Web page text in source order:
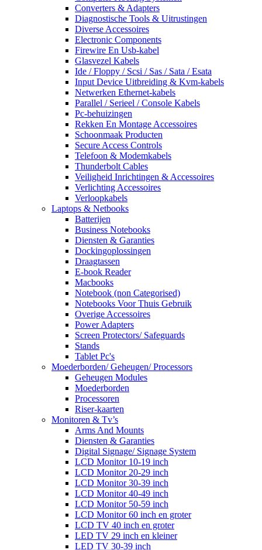
Converters & Adapters
Diagnostische Tools & Uitrustingen
Diverse Accessoires
Electronic Components
Firewire En Usb-kabel
Glasvezel Kabels
Ide / Floppy / Scsi / Sas / Sata / Esata
Input Device Uitbreiding & Kvm-kabels
Netwerken Ethernet-kabels
Parallel / Serieel / Console Kabels
Pc-behuizingen
Rekken En Montage Accessoires
Schoonmaak Producten
Secure Access Controls
Telefoon & Modemkabels
Thunderbolt Cables
Veiligheid Inrichtingen & Accessoires
Verlichting Accessoires
Verloopkabels
Laptops & Netbooks
Batterijen
Business Notebooks
Diensten & Garanties
Dockingoplossingen
Draagtassen
E-book Reader
Macbooks
Notebook (non Categorised)
Notebooks Voor Thuis Gebruik
Overige Accessoires
Power Adapters
Screen Protectors/ Safeguards
Stands
Tablet Pc's
Moederborden/ Geheugen/ Processors
Geheugen Modules
Moederborden
Processoren
Riser-kaarten
Monitoren & Tv’s
Arms And Mounts
Diensten & Garanties
Digital Signage/ Signage System
LCD Monitor 10-19 inch
LCD Monitor 20-29 inch
LCD Monitor 30-39 inch
LCD Monitor 40-49 inch
LCD Monitor 50-59 inch
LCD Monitor 60 inch en groter
LCD TV 40 inch en groter
LED TV 29 inch en kleiner
LED TV 30-39 inch